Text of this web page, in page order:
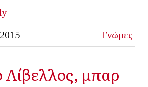
Γνώμες
Λίβελλος, μπαρ